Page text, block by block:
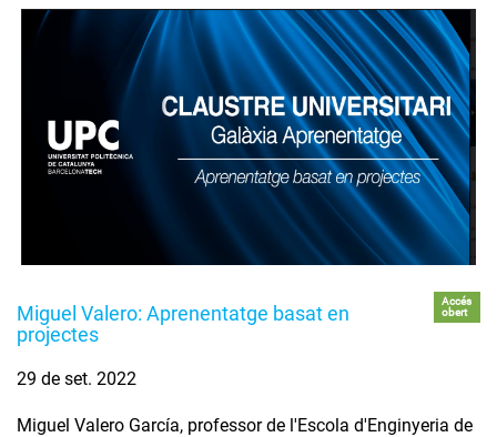
Miguel Valero: Aprenentatge basat en
projectes
Accés
obert
29 de set. 2022
Miguel Valero García, professor de l'Escola d'Enginyeria de